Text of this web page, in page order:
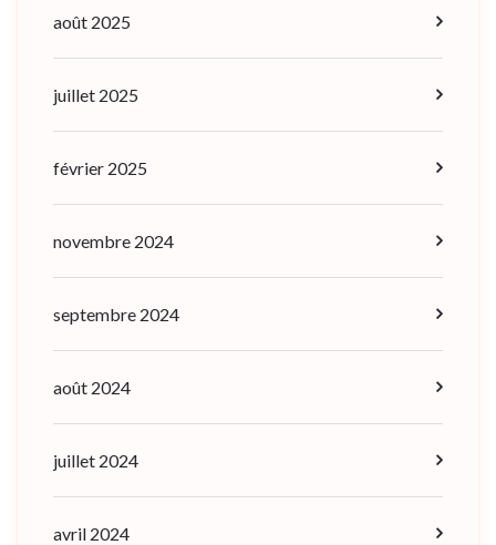
août 2025
juillet 2025
février 2025
novembre 2024
septembre 2024
août 2024
juillet 2024
avril 2024